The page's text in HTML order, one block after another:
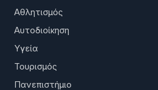
Αθλητισμός
Αυτοδιοίκηση
Υγεία
Τουρισμός
Πανεπιστήμιο